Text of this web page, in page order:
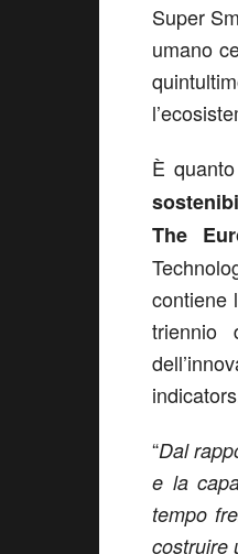
Super
umano
È
The
contiene
triennio
“Dal
e la
tempo
costruire